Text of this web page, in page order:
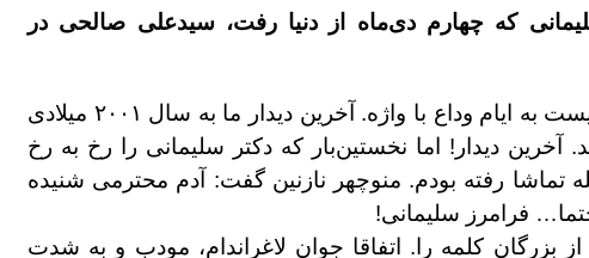
که چهارم دی‌ماه از دنیا رفت، سیدعلی صالحی در
دکتر فرامرز سلیمانی، شاعر و مترجم درگذشت. در دوردست‌ها می‌زیست به ایام وداع با واژه. آخرین دیدار ما به سال ۲۰۰۱ میلادی
دیدار! اما نخستین‌بار که دکتر سلیمانی را رخ به رخ
تماشا رفته بودم. منوچهر نازنین گفت: آدم محترمی شنیده
فرامرز سلیمانی!
کلمه را. اتفاقا جوان لاغراندام، مودب و به شدت